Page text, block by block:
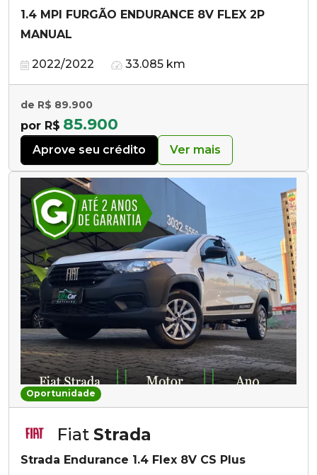
1.4 MPI FURGÃO ENDURANCE 8V FLEX 2P
MANUAL
2022/2022 33.085 km
de R$ 89.900
por R$ 85.900
Aprove seu crédito Ver mais
Oportunidade
Fiat Strada
Strada Endurance 1.4 Flex 8V CS Plus